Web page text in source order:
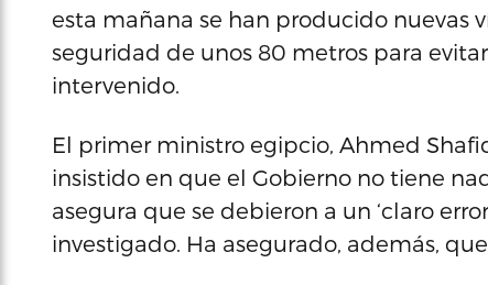
esta mañana se han producido nuevas
seguridad de unos 80 metros para
intervenido.
El primer ministro egipcio, Ahmed
insistido en que el Gobierno no tiene
asegura que se debieron a un ‘claro
investigado. Ha asegurado, además,